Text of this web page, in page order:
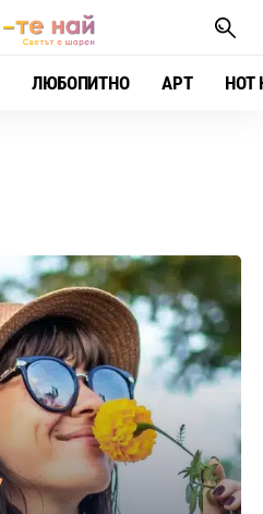
ЛЮБОПИТНО АРТ HOT